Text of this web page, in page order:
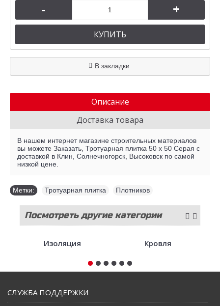
- +
КУПИТЬ
В закладки
Описание
Доставка товара
В нашем интернет магазине строительных материалов
вы можете Заказать, Тротуарная плитка 50 х 50 Серая с
доставкой в Клин, Солнечногорск, Высоковск по самой
низкой цене.
Метки: Тротуарная плитка Плотников
Посмотреть другие категории
Изоляция Кровля
СЛУЖБА ПОДДЕРЖКИ